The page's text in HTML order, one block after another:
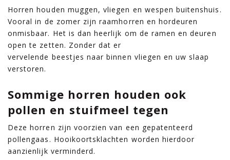
Horren houden muggen, vliegen en wespen buitenshuis.
Vooral in de zomer zijn raamhorren en hordeuren
onmisbaar. Het is dan heerlijk om de ramen en deuren
open te zetten. Zonder dat er
vervelende beestjes naar binnen vliegen en uw slaap
verstoren.
Sommige horren houden ook
pollen en stuifmeel tegen
Deze horren zijn voorzien van een gepatenteerd
pollengaas. Hooikoortsklachten worden hierdoor
aanzienlijk verminderd.